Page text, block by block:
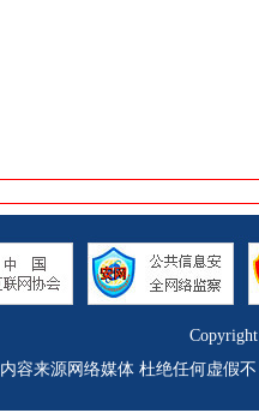
内容来源网络媒体 杜绝任何虚假